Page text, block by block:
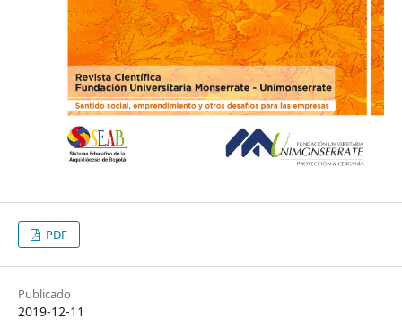
PDF
Publicado
2019-12-11